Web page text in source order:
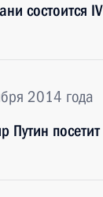
состоится
2014 года
Путин